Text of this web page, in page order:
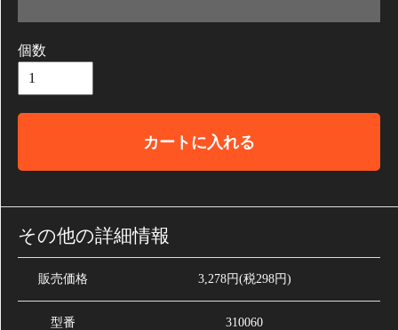
個数
カートに入れる
その他の詳細情報
販売価格 3,278円(税298円)
型番 310060